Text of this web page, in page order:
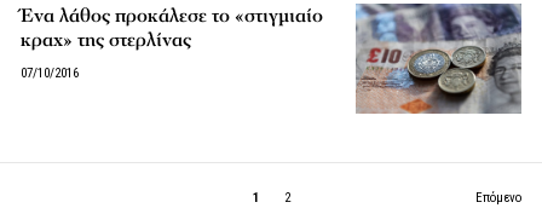
Ένα λάθος προκάλεσε το «στιγμιαίο
κραχ» της στερλίνας
07/10/2016
1 2 Επόμενο